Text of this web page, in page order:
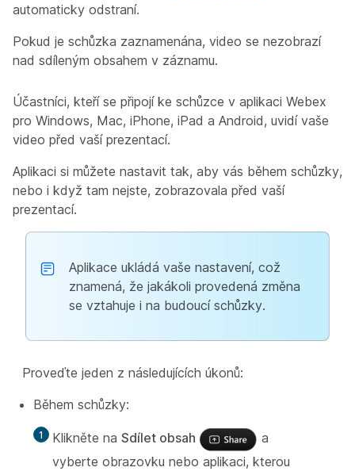
automaticky odstraní.
Pokud je schůzka zaznamenána, video se nezobrazí
nad sdíleným obsahem v záznamu.
Účastníci, kteří se připojí ke schůzce v aplikaci Webex
pro Windows, Mac, iPhone, iPad a Android, uvidí vaše
video před vaší prezentací.
Aplikaci si můžete nastavit tak, aby vás během schůzky,
nebo i když tam nejste, zobrazovala před vaší
prezentací.
Aplikace ukládá vaše nastavení, což
znamená, že jakákoli provedená změna
se vztahuje i na budoucí schůzky.
Proveďte jeden z následujících úkonů:
Během schůzky:
Klikněte na Sdílet obsah
a
vyberte obrazovku nebo aplikaci, kterou